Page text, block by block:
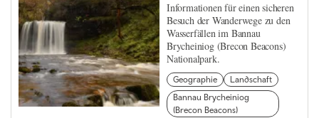
Informationen für einen sicheren
Besuch der Wanderwege zu den
Wasserfällen im Bannau
Brycheiniog (Brecon Beacons)
Nationalpark.
Geographie
Landschaft
Bannau Brycheiniog
(Brecon Beacons)